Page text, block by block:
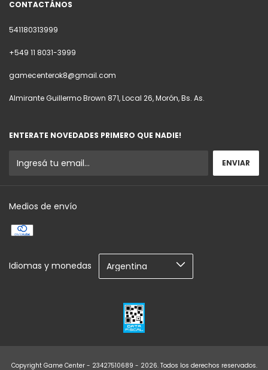
CONTACTÁNOS
541180313999
+549 11 8031-3999
gamecenterok8@gmail.com
Almirante Guillermo Brown 871, Local 26, Morón, Bs. As.
ENTERATE NOVEDADES PRIMERO QUE NADIE!
Medios de envío
Idiomas y monedas
Copyright Game Center - 23427510689 - 2026. Todos los derechos reservados.